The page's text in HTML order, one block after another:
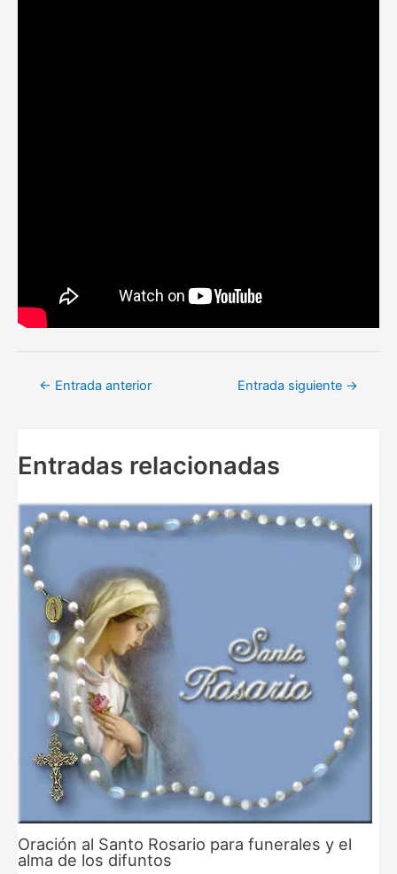
Navegación
← Entrada anterior Entrada siguiente →
Entradas relacionadas
Oración al Santo Rosario para funerales y el
alma de los difuntos